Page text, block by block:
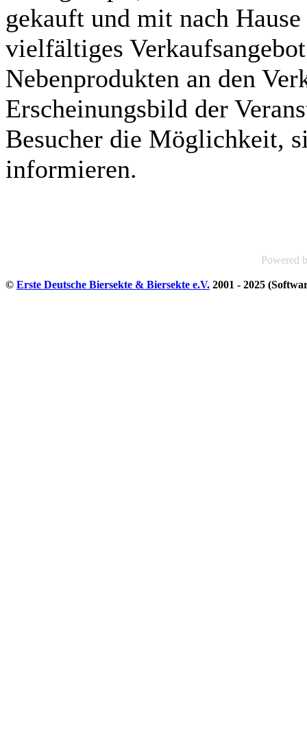
gekauft und mit nach
vielfältiges
Nebenprodukten an den
Erscheinungsbild der
Besucher die Möglichkeit,
informieren.
Powered
© Erste Deutsche Biersekte & Biersekte e.V. 2001 - 2025